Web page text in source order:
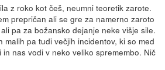
z roko kot češ, neumni teoretik zarote.
prepričan ali se gre za namerno zaroto
pa za božansko dejanje neke višje sile.
malih pa tudi večjih incidentov, ki so med
nas vodi v neko veliko spremembo. Nič